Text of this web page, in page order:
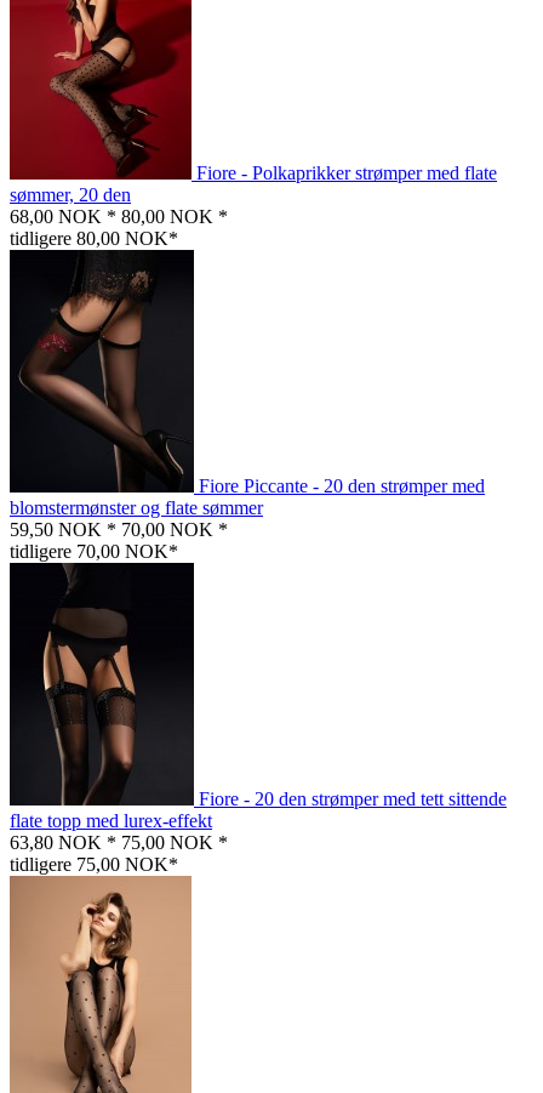
Fiore - Polkaprikker strømper med flate
sømmer, 20 den
68,00 NOK * 80,00 NOK *
tidligere 80,00 NOK*
Fiore Piccante - 20 den strømper med
blomstermønster og flate sømmer
59,50 NOK * 70,00 NOK *
tidligere 70,00 NOK*
Fiore - 20 den strømper med tett sittende
flate topp med lurex-effekt
63,80 NOK * 75,00 NOK *
tidligere 75,00 NOK*